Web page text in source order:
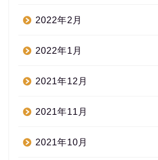
2022年2月
2022年1月
2021年12月
2021年11月
2021年10月